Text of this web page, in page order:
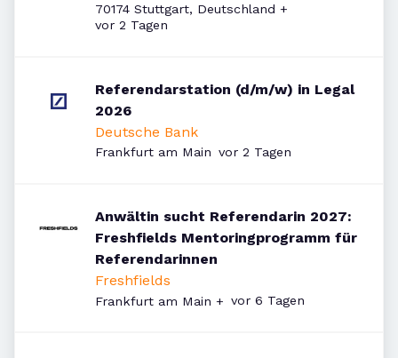
70174 Stuttgart, Deutschland +
Veröffentlicht
vor 2 Tagen
Referendarstation (d/m/w) in Legal
2026
Deutsche Bank
Frankfurt am Main Veröffentlicht
vor 2 Tagen
Anwältin sucht Referendarin 2027:
Freshfields Mentoringprogramm für
Referendarinnen
Freshfields
Frankfurt am Main + Veröffentlicht
vor 6 Tagen